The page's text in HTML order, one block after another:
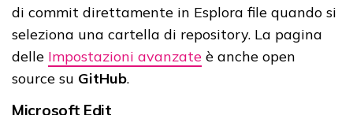
di commit direttamente in Esplora file quando si
seleziona una cartella di repository. La pagina
delle Impostazioni avanzate è anche open
source su GitHub.
Microsoft Edit